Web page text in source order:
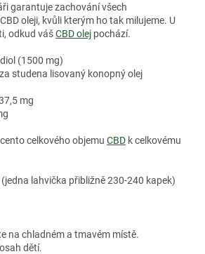
garantuje zachování všech
oleji, kvůli kterým ho tak milujeme. U
odkud vášCBD olej pochází.
(1500 mg)
studena lisovaný konopný olej
mg
celkového objemu CBD k celkovému
(jedna lahvička přibližně 230-240 kapek)
na chladném a tmavém místě.
dětí.